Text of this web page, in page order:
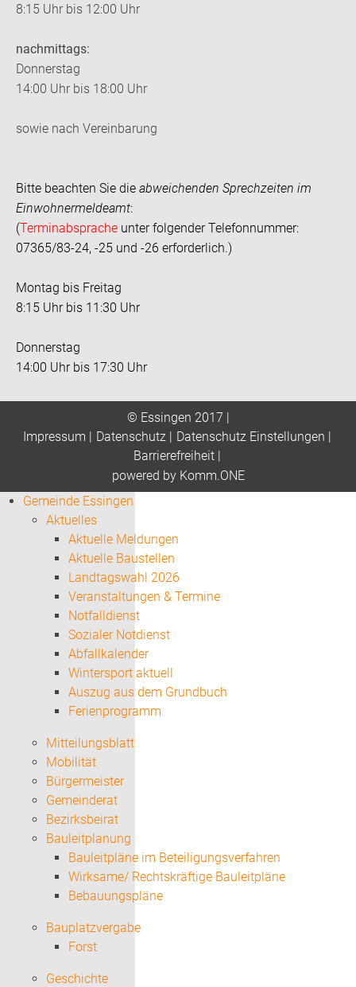
8:15 Uhr bis 12:00 Uhr
nachmittags:
Donnerstag
14:00 Uhr bis 18:00 Uhr
sowie nach Vereinbarung
Bitte beachten Sie die abweichenden Sprechzeiten im
Einwohnermeldeamt:
(Terminabsprache unter folgender Telefonnummer:
07365/83-24, -25 und -26 erforderlich.)
Montag bis Freitag
8:15 Uhr bis 11:30 Uhr
Donnerstag
14:00 Uhr bis 17:30 Uhr
© Essingen 2017 |
Impressum | Datenschutz| Datenschutz Einstellungen |
Barrierefreiheit|
powered by Komm.ONE
Gemeinde Essingen
Aktuelles
Aktuelle Meldungen
Aktuelle Baustellen
Landtagswahl 2026
Veranstaltungen & Termine
Notfalldienst
Sozialer Notdienst
Abfallkalender
Wintersport aktuell
Auszug aus dem Grundbuch
Ferienprogramm
Mitteilungsblatt
Mobilität
Bürgermeister
Gemeinderat
Bezirksbeirat
Bauleitplanung
Bauleitpläne im Beteiligungsverfahren
Wirksame/ Rechtskräftige Bauleitpläne
Bebauungspläne
Bauplatzvergabe
Forst
Geschichte